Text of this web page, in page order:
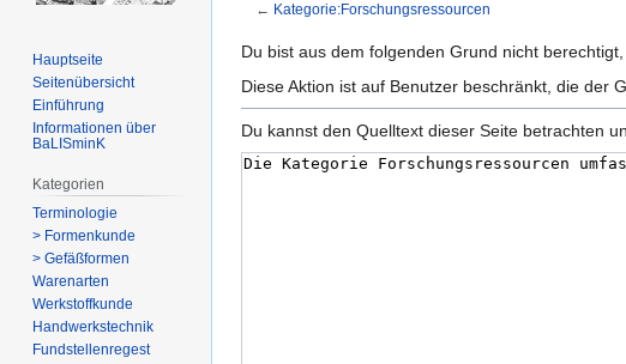
← Kategorie:Forschungsressourcen
Zur
Navigation
Zur
Suche
Du bist aus dem folgenden Grund nicht
Diese Aktion ist auf Benutzer beschränkt, die der
Du kannst den Quelltext dieser Seite betrachten
Hauptseite
Seitenübersicht
Einführung
Informationen über
BaLISminK
Kategorien
Terminologie
> Formenkunde
> Gefäßformen
Warenarten
Werkstoffkunde
Handwerkstechnik
Fundstellenregest